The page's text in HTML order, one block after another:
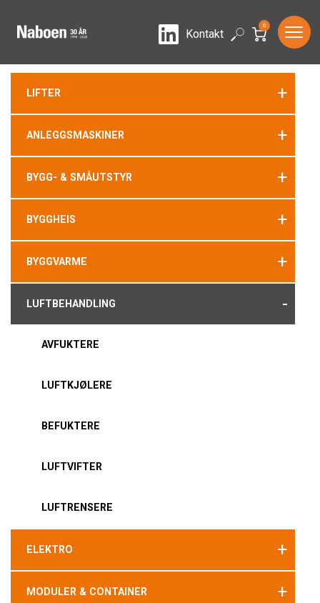
LinkedIn
Kontakt Search
0
LIFTER +
ANLEGGSMASKINER +
BYGG- & SMÅUTSTYR +
BYGGHEIS +
BYGGVARME +
LUFTBEHANDLING -
AVFUKTERE
LUFTKJØLERE
BEFUKTERE
LUFTVIFTER
LUFTRENSERE
ELEKTRO +
MODULER & CONTAINER +